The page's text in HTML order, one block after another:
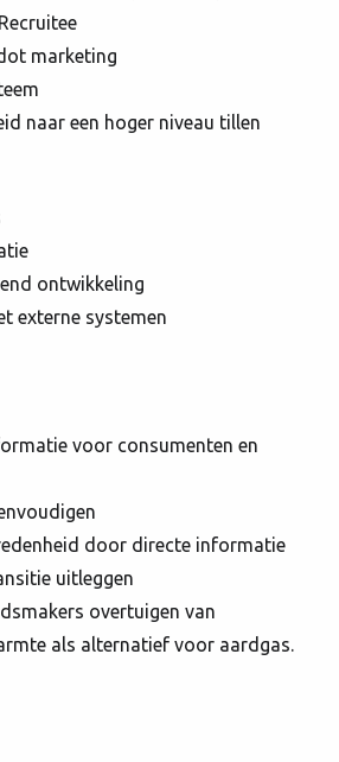
marketing
naar een hoger niveau tillen
ontwikkeling
externe systemen
voor consumenten en
door directe informatie
uitleggen
overtuigen van
als alternatief voor aardgas.